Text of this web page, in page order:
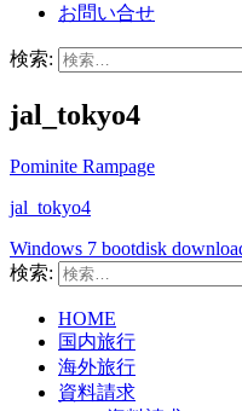
お問い合せ
検索:
jal_tokyo4
Pominite Rampage
jal_tokyo4
Windows 7 bootdisk
検索:
HOME
国内旅行
海外旅行
資料請求